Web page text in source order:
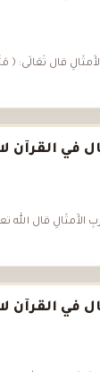
قال تَعَالَى: ﴿
في القرآن
قال الله
في القرآن